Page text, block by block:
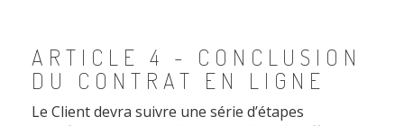
ARTICLE 4 - CONCLUSION
DU CONTRAT EN LIGNE
Le Client devra suivre une série d’étapes